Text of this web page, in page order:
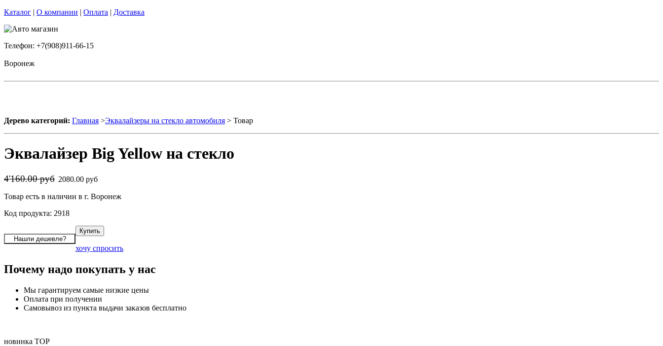
Каталог | О компании | Оплата | Доставка
Телефон: +7(908)911-66-15
Воронеж
Дерево категорий: Главная >Эквалайзеры на стекло автомобиля > Товар
Эквалайзер Big Yellow на стекло
4'160.00 руб 2080.00 руб
Товар есть в наличии в г. Воронеж
Код продукта: 2918
хочу спросить
Почему надо покупать у нас
Мы гарантируем самые низкие цены
Оплата при получении
Самовывоз из пункта выдачи заказов бесплатно
новинка TOP